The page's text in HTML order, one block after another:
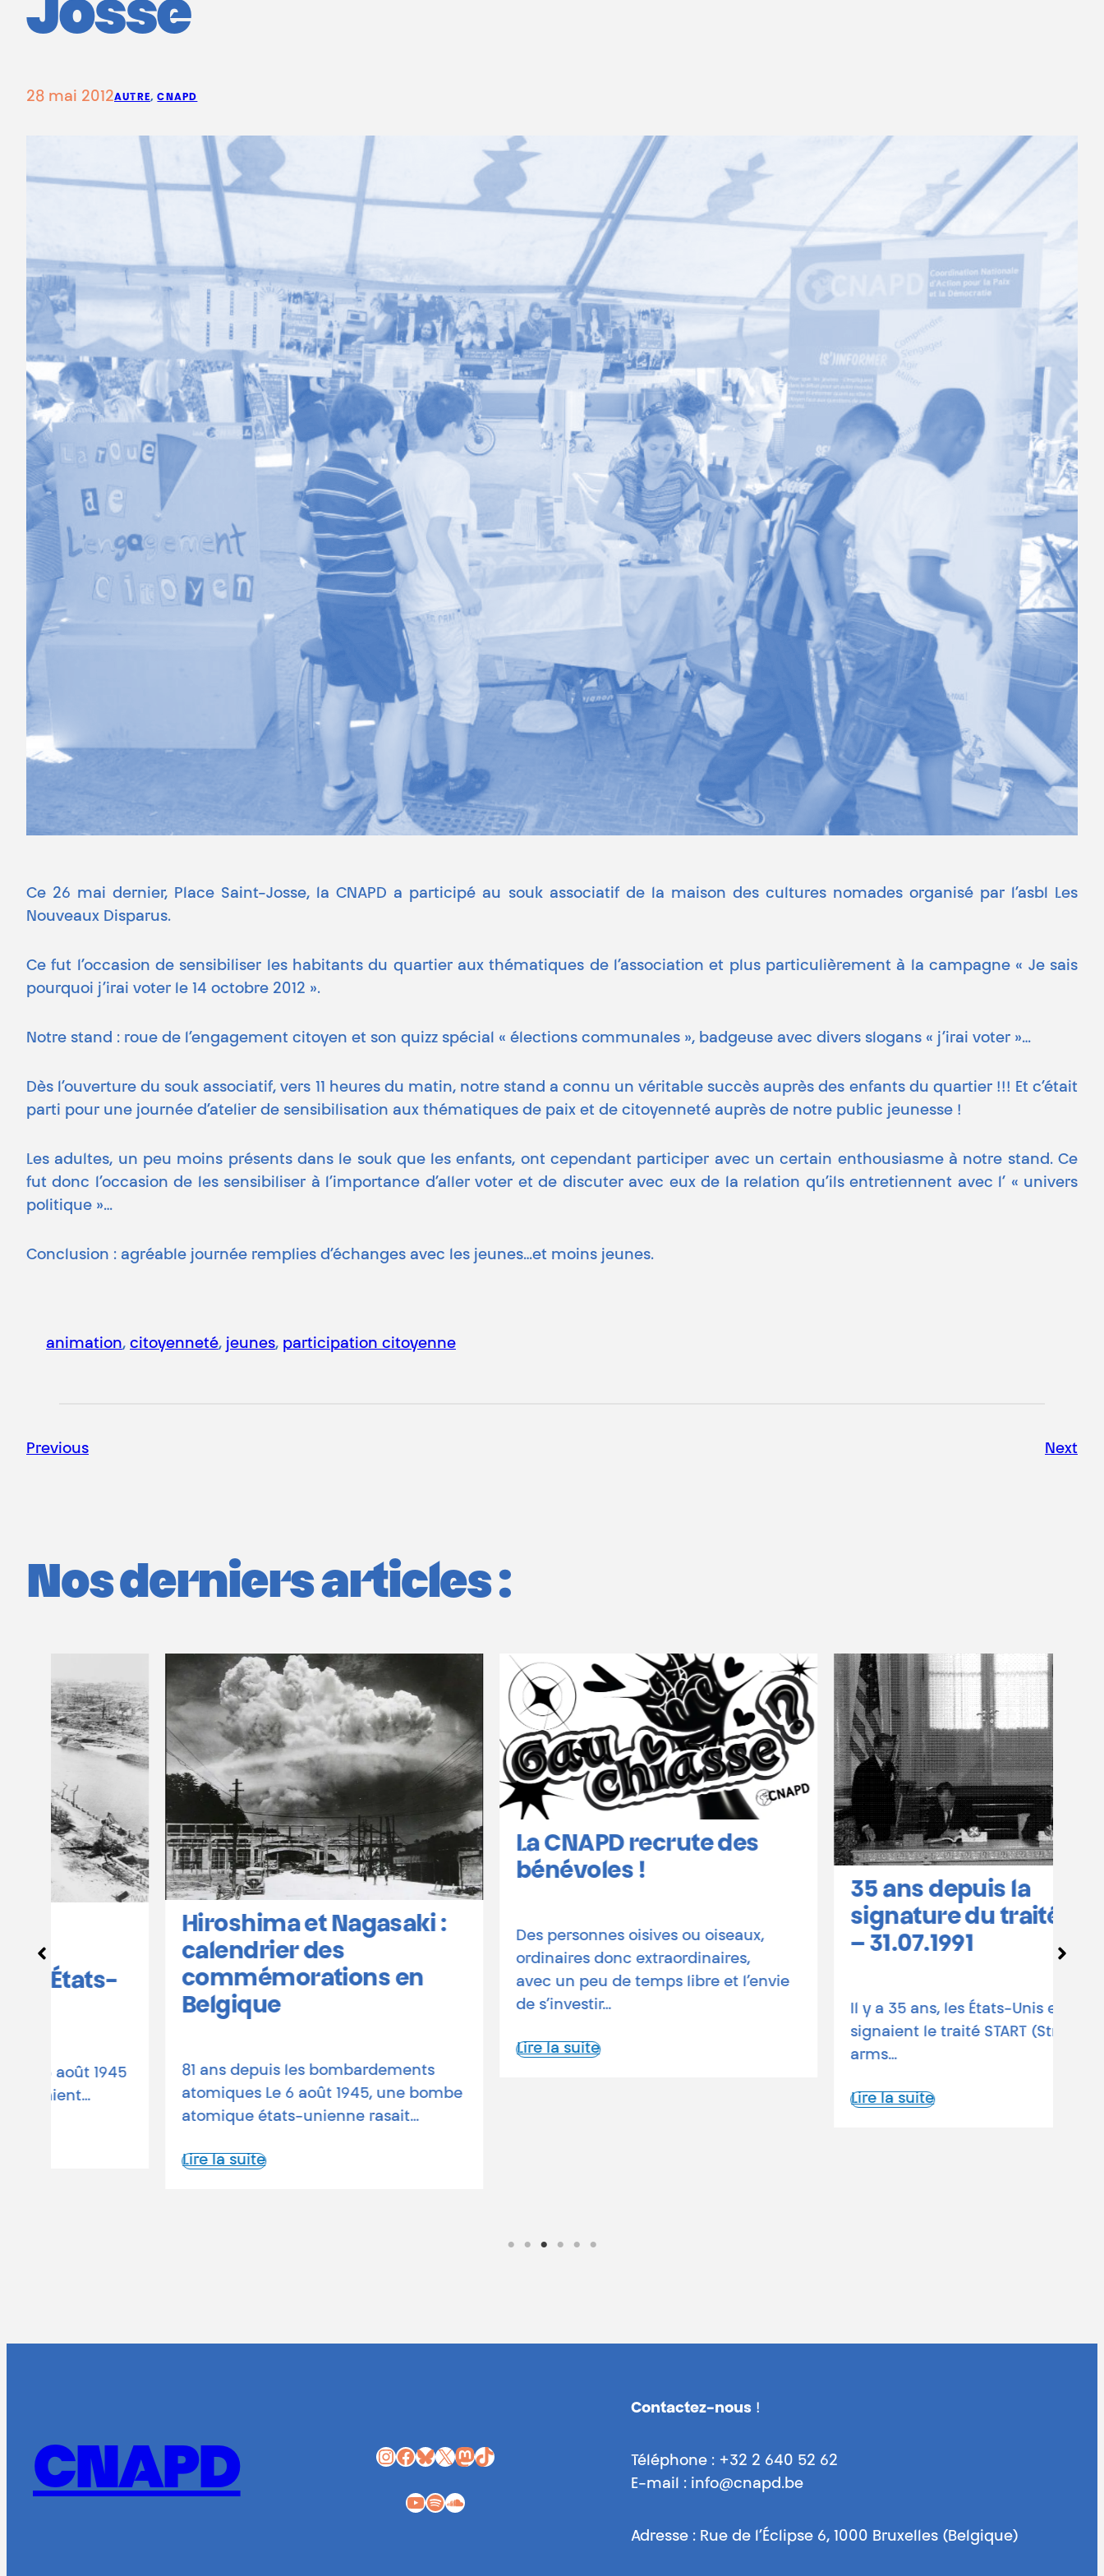
Josse
28 mai 2012AUTRE, CNAPD
Ce 26 mai dernier, Place Saint-Josse, la CNAPD a participé au souk associatif de la maison des cultures nomades organisé par l’asbl Les
Nouveaux Disparus.
Ce fut l’occasion de sensibiliser les habitants du quartier aux thématiques de l’association et plus particulièrement à la campagne « Je sais
pourquoi j’irai voter le 14 octobre 2012 ».
Notre stand : roue de l’engagement citoyen et son quizz spécial « élections communales », badgeuse avec divers slogans « j’irai voter »…
Dès l’ouverture du souk associatif, vers 11 heures du matin, notre stand a connu un véritable succès auprès des enfants du quartier !!! Et c’était
parti pour une journée d’atelier de sensibilisation aux thématiques de paix et de citoyenneté auprès de notre public jeunesse !
Les adultes, un peu moins présents dans le souk que les enfants, ont cependant participer avec un certain enthousiasme à notre stand. Ce
fut donc l’occasion de les sensibiliser à l’importance d’aller voter et de discuter avec eux de la relation qu’ils entretiennent avec l’ « univers
politique »…
Conclusion : agréable journée remplies d’échanges avec les jeunes…et moins jeunes.
animation, citoyenneté, jeunes, participation citoyenne
Previous Next
Nos derniers articles :
Hiroshima et Nagasaki :
calendrier des
commémorations en
81 ans depuis les bombardements
atomiques Le 6 août 1945, une bombe
atomique états-unienne rasait…
La CNAPD recrute des
bénévoles !
Des personnes oisives ou oiseaux,
ordinaires donc extraordinaires,
avec un peu de temps libre et l’envie
35 ans depuis la
signature du traité START
– 31.07.1991
Il y a 35 ans, les États-Unis et l’URSS
signaient le traité START (Strategic
CNAPD InstagramFacebook Bluesky X Mastodon TikTok
YouTube Spotify SoundCloud
Contactez-nous !
Téléphone : +32 2 640 52 62
E-mail : info@cnapd.be
Adresse : Rue de l’Éclipse 6, 1000 Bruxelles (Belgique)